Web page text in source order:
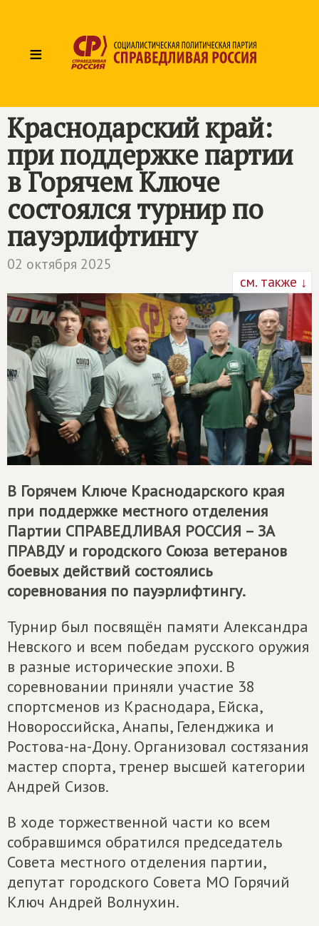
≡
Краснодарский край:
при поддержке партии
в Горячем Ключе
состоялся турнир по
пауэрлифтингу
02 октября 2025
см. также ↓
В Горячем Ключе Краснодарского края
при поддержке местного отделения
Партии СПРАВЕДЛИВАЯ РОССИЯ – ЗА
ПРАВДУи городского Союза ветеранов
боевых действий состоялись
соревнования по пауэрлифтингу.
Турнир был посвящён памяти Александра
Невского и всем победам русского оружия
в разные исторические эпохи. В
соревновании приняли участие 38
спортсменов из Краснодара, Ейска,
Новороссийска, Анапы, Геленджика и
Ростова-на-Дону. Организовал состязания
мастер спорта, тренер высшей категории
Андрей Сизов.
В ходе торжественной части ко всем
собравшимся обратился председатель
Совета местного отделения партии,
депутат городского Совета МО Горячий
Ключ Андрей Волнухин.